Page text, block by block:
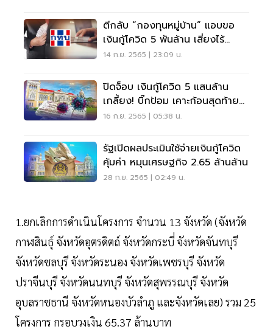
ตีกลับ “กองทุนหมู่บ้าน” แอบขอ
เงินกู้โควิด 5 พันล้าน เสี่ยงไร้
ประโยชน์
14 ก.ย. 2565 | 23:09 น.
ปิดจ็อบ เงินกู้โควิด 5 แสนล้าน
เกลี้ยง! บิ๊กป้อม เคาะก้อนสุดท้าย
3.7 หมื่นล้าน
16 ก.ย. 2565 | 05:38 น.
รัฐเปิดผลประเมินใช้จ่ายเงินกู้โควิด
คุ้มค่า หมุนเศรษฐกิจ 2.65 ล้านล้าน
28 ก.ย. 2565 | 02:49 น.
1.ยกเลิกการดำเนินโครงการ จำนวน 13 จังหวัด (จังหวัด
กาฬสินธุ์ จังหวัดอุตรดิตถ์ จังหวัดกระบี่ จังหวัดจันทบุรี
จังหวัดชลบุรี จังหวัดระนอง จังหวัดเพชรบุรี จังหวัด
ปราจีนบุรี จังหวัดนนทบุรี จังหวัดสุพรรณบุรี จังหวัด
อุบลราชธานี จังหวัดหนองบัวลำภู และจังหวัดเลย) รวม 25
โครงการ กรอบวงเงิน 65.37 ล้านบาท